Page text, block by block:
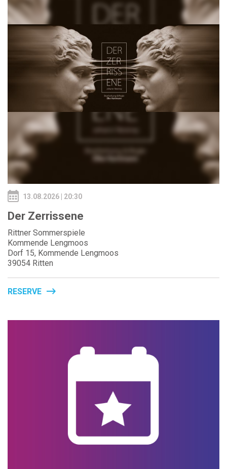
13.08.2026 | 20:30
Der Zerrissene
Rittner Sommerspiele
Kommende Lengmoos
Dorf 15, Kommende Lengmoos
39054 Ritten
RESERVE